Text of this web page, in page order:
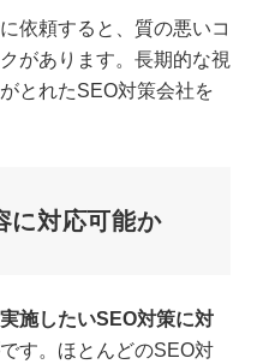
依頼すると、質の悪いコ
があります。長期的な視
とれたSEO対策会社を
に対応可能か
施したいSEO対策に対
です。ほとんどのSEO対